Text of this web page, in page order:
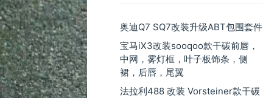
奥迪Q7 SQ7改装升级ABT包围套件
宝马iX3改装sooqoo款干碳前唇，
中网，雾灯框，叶子板饰条，侧
裙，后唇，尾翼
法拉利488 改装 Vorsteiner款干碳